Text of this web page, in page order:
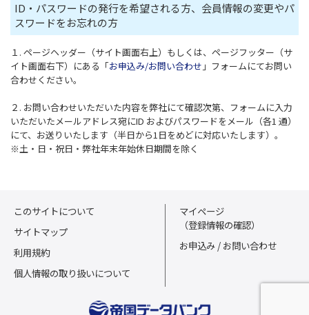
ID・パスワードの発行を希望される方、会員情報の変更やパ
スワードをお忘れの方
１. ページヘッダー（サイト画面右上）もしくは、ページフッター（サ
イト画面右下）にある「お申込み/お問い合わせ 」フォームにてお問い
合わせください。
２. お問い合わせいただいた内容を弊社にて確認次第、フォームに入力
いただいたメールアドレス宛にID およびパスワードをメール（各1 通）
にて、お送りいたします（半日から1日をめどに対応いたします）。
※土・日・祝日・弊社年末年始休日期間を除く
このサイトについて
サイトマップ
利用規約
個人情報の取り扱いについて
マイページ
（登録情報の確認）
お申込み / お問い合わせ